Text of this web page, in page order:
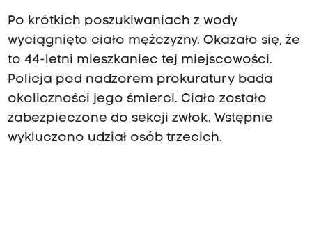
Po krótkich poszukiwaniach z wody
wyciągnięto ciało mężczyzny. Okazało się, że
to 44-letni mieszkaniec tej miejscowości.
Policja pod nadzorem prokuratury bada
okoliczności jego śmierci. Ciało zostało
zabezpieczone do sekcji zwłok. Wstępnie
wykluczono udział osób trzecich.